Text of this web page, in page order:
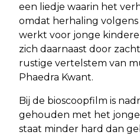
een liedje waarin het
omdat herhaling volgens
werkt voor jonge
zich daarnaast door
rustige vertelstem van
Phaedra Kwant.
Bij de bioscoopfilm is
gehouden met het
staat minder hard dan